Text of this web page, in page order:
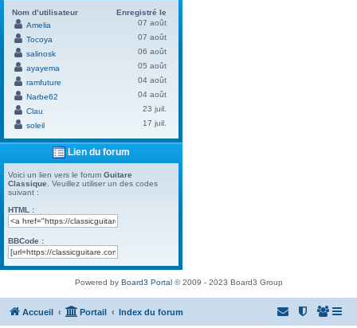
Nom d’utilisateur
Enregistré le
Amelia
07 août
Tocoya
07 août
salinosk
06 août
ayayema
05 août
ramfuture
04 août
Narbe62
04 août
Clau
23 juil.
soleil
17 juil.
Lien du forum
Voici un lien vers le forum Guitare
Classique . Veuillez utiliser un des codes
suivant :
HTML :
BBCode :
Powered by Board3 Portal© 2009 - 2023 Board3 Group
Accueil Portail Index du forum